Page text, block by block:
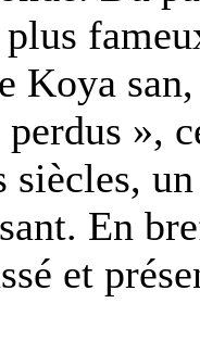
Koya
perdus »,
siècles,
En
et